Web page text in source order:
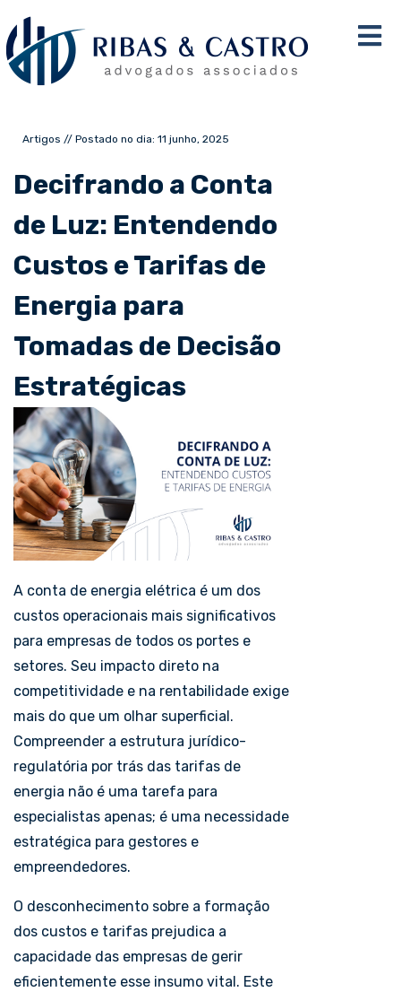
Artigos // Postado no dia: 11 junho, 2025
Decifrando a Conta
de Luz: Entendendo
Custos e Tarifas de
Energia para
Tomadas de Decisão
Estratégicas
A conta de energia elétrica é um dos
custos operacionais mais significativos
para empresas de todos os portes e
setores. Seu impacto direto na
competitividade e na rentabilidade exige
mais do que um olhar superficial.
Compreender a estrutura jurídico-
regulatória por trás das tarifas de
energia não é uma tarefa para
especialistas apenas; é uma necessidade
estratégica para gestores e
empreendedores.
O desconhecimento sobre a formação
dos custos e tarifas prejudica a
capacidade das empresas de gerir
eficientemente esse insumo vital. Este